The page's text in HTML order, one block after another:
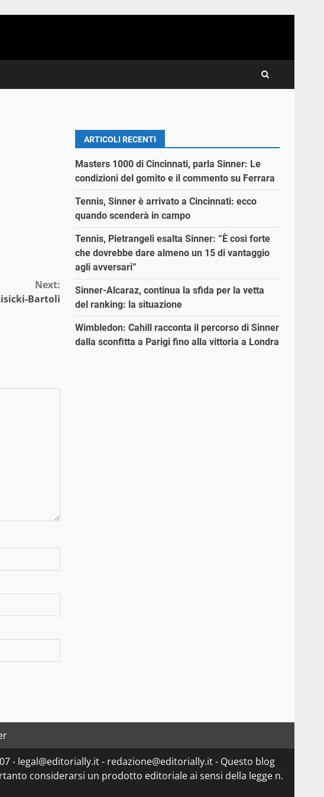
Next:
Bartoli
ARTICOLI RECENTI
Masters 1000 di Cincinnati, parla Sinner: Le
condizioni del gomito e il commento su Ferrara
Tennis, Sinner è arrivato a Cincinnati: ecco
quando scenderà in campo
Tennis, Pietrangeli esalta Sinner: “È così forte
che dovrebbe dare almeno un 15 di vantaggio
agli avversari”
Sinner-Alcaraz, continua la sfida per la vetta
del ranking: la situazione
Wimbledon: Cahill racconta il percorso di Sinner
dalla sconfitta a Parigi fino alla vittoria a Londra
- legal@editorially.it - redazione@editorially.it - Questo blog
considerarsi un prodotto editoriale ai sensi della legge n.